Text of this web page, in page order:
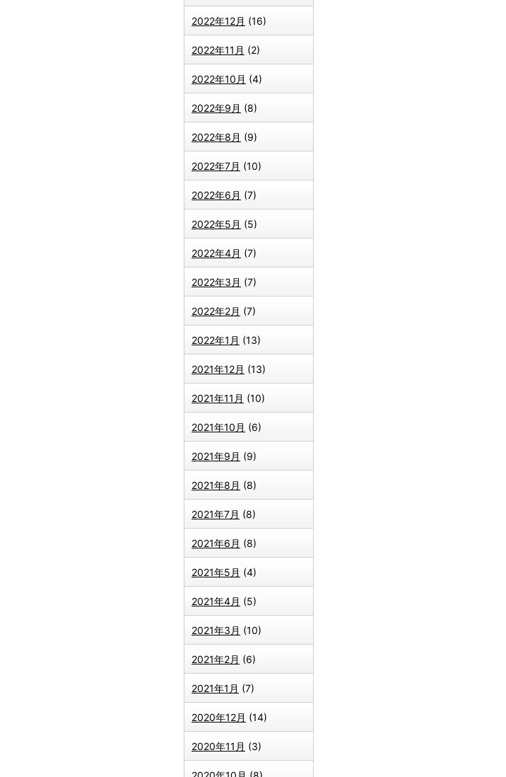
2022年12月 (16)
2022年11月 (2)
2022年10月 (4)
2022年9月 (8)
2022年8月 (9)
2022年7月 (10)
2022年6月 (7)
2022年5月 (5)
2022年4月 (7)
2022年3月 (7)
2022年2月 (7)
2022年1月 (13)
2021年12月 (13)
2021年11月 (10)
2021年10月 (6)
2021年9月 (9)
2021年8月 (8)
2021年7月 (8)
2021年6月 (8)
2021年5月 (4)
2021年4月 (5)
2021年3月 (10)
2021年2月 (6)
2021年1月 (7)
2020年12月 (14)
2020年11月 (3)